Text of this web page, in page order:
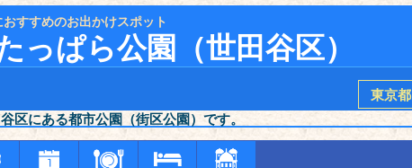
おすすめのお出かけスポット
っぱら公園（世田谷区）
東京都
区にある都市公園（街区公園）です。